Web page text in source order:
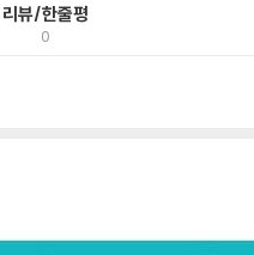
리뷰/한줄평
0